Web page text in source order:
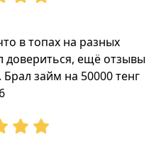
в топах на разных
довериться, ещё отзывы
займ на 50000 тенг